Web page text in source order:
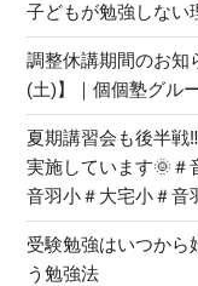
子どもが勉強しない
調整休講期間のお知
(土)】｜個個塾グル
夏期講習会も後半戦
実施しています🌞＃
音羽小＃大宅小＃音
受験勉強はいつから
う勉強法